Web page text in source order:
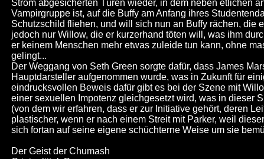
Strom abgesicherten Türen wieder, in dem neben etlichen
Vampirgruppe ist, auf die Buffy am Anfang ihres
Schutzschild fliehen, und will sich nun an Buffy rächen, die
jedoch nur Willow, die er kurzerhand töten will, was ihm
er keinem Menschen mehr etwas zuleide tun kann, ohne
gelingt...
Der Weggang von Seth Green sorgte dafür, dass James
Hauptdarsteller aufgenommen wurde, was in Zukunft für
eindrucksvollen Beweis dafür gibt es bei der Szene mit
einer sexuellen Impotenz gleichgesetzt wird, was in dieser
(von dem wir erfahren, dass er zur Initiative gehört, deren
plastischer, wenn er nach einem Streit mit Parker, weil
sich fortan auf seine eigene schüchterne Weise um sie
Der Geist der Chumash